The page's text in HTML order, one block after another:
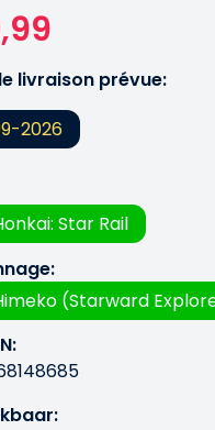
livraison prévue:
2026
Star Rail
(Starward